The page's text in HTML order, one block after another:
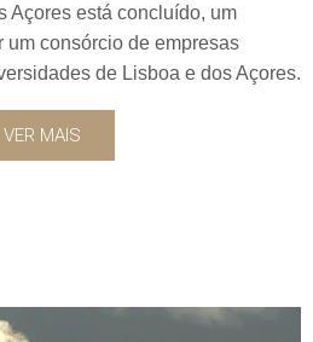
Açores está concluído, um
consórcio de empresas
de Lisboa e dos Açores.
VER MAIS